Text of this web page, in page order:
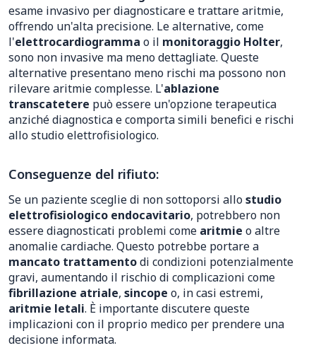
esame invasivo per diagnosticare e trattare aritmie,
offrendo un'alta precisione. Le alternative, come
l'elettrocardiogramma o il monitoraggio Holter,
sono non invasive ma meno dettagliate. Queste
alternative presentano meno rischi ma possono non
rilevare aritmie complesse. L'ablazione
transcatetere può essere un'opzione terapeutica
anziché diagnostica e comporta simili benefici e rischi
allo studio elettrofisiologico.
Conseguenze del rifiuto:
Se un paziente sceglie di non sottoporsi allostudio
elettrofisiologico endocavitario, potrebbero non
essere diagnosticati problemi come aritmie o altre
anomalie cardiache. Questo potrebbe portare a
mancato trattamentodi condizioni potenzialmente
gravi, aumentando il rischio di complicazioni come
fibrillazione atriale, sincope o, in casi estremi,
aritmie letali. È importante discutere queste
implicazioni con il proprio medico per prendere una
decisione informata.